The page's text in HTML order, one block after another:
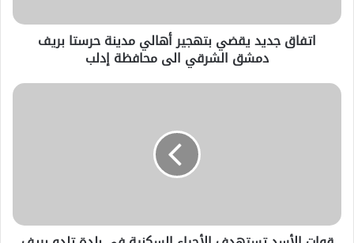
اتفاق جديد يقضي بتهجير أهالي مدينة حرستا بريف
دمشق الشرقي الى محافظة إدلب